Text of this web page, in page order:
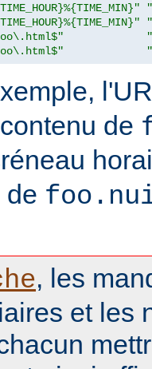
de
de
, les
et les